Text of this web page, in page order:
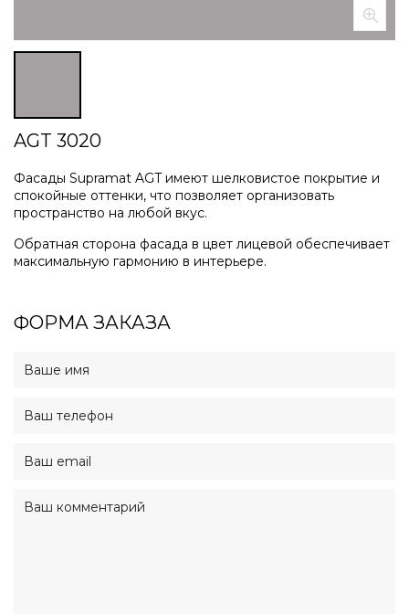
AGT 3020
Фасады Supramat AGT имеют шелковистое покрытие и
спокойные оттенки, что позволяет организовать
пространство на любой вкус.
Обратная сторона фасада в цвет лицевой обеспечивает
максимальную гармонию в интерьере.
ФОРМА ЗАКАЗА